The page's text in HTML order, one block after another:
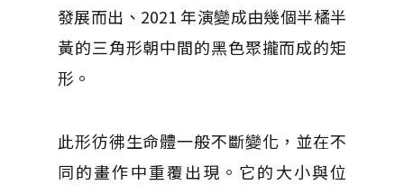
發展而出、2021 年演變成由幾個半橘半
黃的三角形朝中間的黑色聚攏而成的矩
形。
此形彷彿生命體一般不斷變化，並在不
同的畫作中重覆出現。它的大小與位